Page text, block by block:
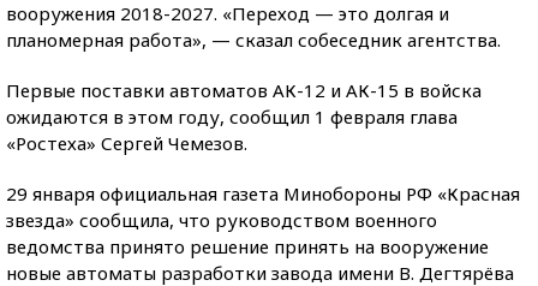
вооружения 2018-2027. «Переход — это долгая и
планомерная работа», — сказал собеседник агентства.
Первые поставки автоматов АК-12 и АК-15 в войска
ожидаются в этом году, сообщил 1 февраля глава
«Ростеха» Сергей Чемезов.
29 января официальная газета Минобороны РФ «Красная
звезда» сообщила, что руководством военного
ведомства принято решение принять на вооружение
новые автоматы разработки завода имени В. Дегтярёва